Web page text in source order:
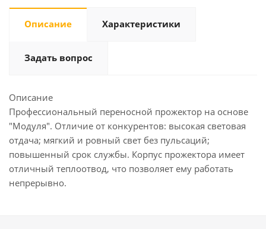
Описание Характеристики
Задать вопрос
Описание
Профессиональный переносной прожектор на основе
"Модуля". Отличие от конкурентов: высокая световая
отдача; мягкий и ровный свет без пульсаций;
повышенный срок службы. Корпус прожектора имеет
отличный теплоотвод, что позволяет ему работать
непрерывно.